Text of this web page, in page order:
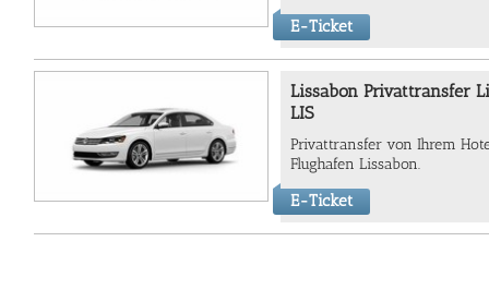
E-Ticket
Lissabon Privattransfer
LIS
Privattransfer von Ihrem
Flughafen Lissabon.
E-Ticket